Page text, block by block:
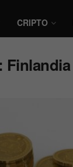
CRIPTO
Finlandia